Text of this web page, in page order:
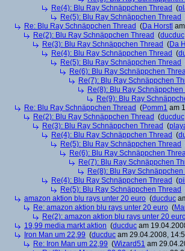
Re(4): Blu Ray Schnäppchen Thread (
Re(5): Blu Ray Schnäppchen Thread
Re: Blu Ray Schnäppchen Thread (Da Horstl
Re(2): Blu Ray Schnäppchen Thread (ducduc
Re(3): Blu Ray Schnäppchen Thread (Da
Re(4): Blu Ray Schnäppchen Thread (
Re(5): Blu Ray Schnäppchen Thread
Re(6): Blu Ray Schnäppchen
Re(7): Blu Ray Schnäppchen
Re(8): Blu Ray Schnäppchen
Re(9): Blu Ray
Re: Blu Ray Schnäppchen Thread (Pomm1 am
Re(2): Blu Ray Schnäppchen Thread (ducduc
Re(3): Blu Ray Schnäppchen Thread (
Re(4): Blu Ray Schnäppchen Thread (
Re(5): Blu Ray Schnäppchen Thread
Re(6): Blu Ray Schnäppchen
Re(7): Blu Ray Schnäppchen
Re(8): Blu Ray Schnäppchen
Re(4): Blu Ray Schnäppchen Thread (
Re(5): Blu Ray Schnäppchen Thread
amazon aktion blu rays unter 20 euro (ducduc
Re: amazon aktion blu rays unter 20 euro (
Re(2): amazon aktion blu rays unter 20
19,99 media markt aktion (ducduc am
Iron Man um 22,99 (ducduc am 29.04.2008,
Re: Iron Man um 22,99 (Wizard51 am